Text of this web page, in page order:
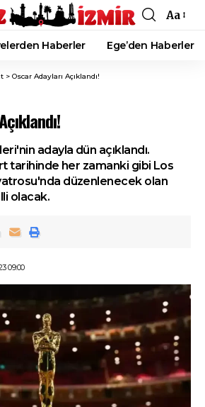
Font
Resizer
Aa
Haberler Ege’den Haberler
> Oscar Adayları Açıklandı!
adayla dün açıklandı.
tarihinde her zamanki gibi Los
düzenlenecek olan
olacak.
09:00